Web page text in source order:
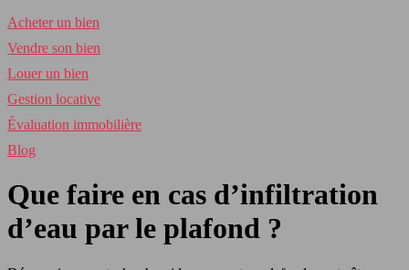
Acheter un bien
Vendre son bien
Louer un bien
Gestion locative
Évaluation immobilière
Blog
Que faire en cas d’infiltration
d’eau par le plafond ?